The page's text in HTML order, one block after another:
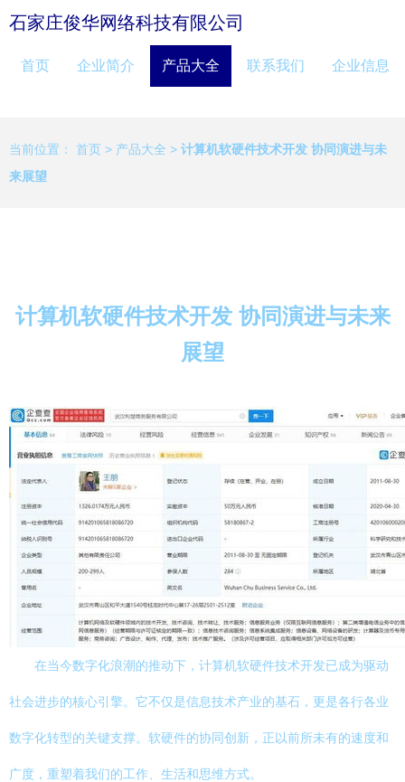
石家庄俊华网络科技有限公司
首页 企业简介 产品大全 联系我们 企业信息
当前位置： 首页 > 产品大全 > 计算机软硬件技术开发 协同演进与未
来展望
计算机软硬件技术开发 协同演进与未来
展望
在当今数字化浪潮的推动下，计算机软硬件技术开发已成为驱动
社会进步的核心引擎。它不仅是信息技术产业的基石，更是各行各业
数字化转型的关键支撑。软硬件的协同创新，正以前所未有的速度和
广度，重塑着我们的工作、生活和思维方式。